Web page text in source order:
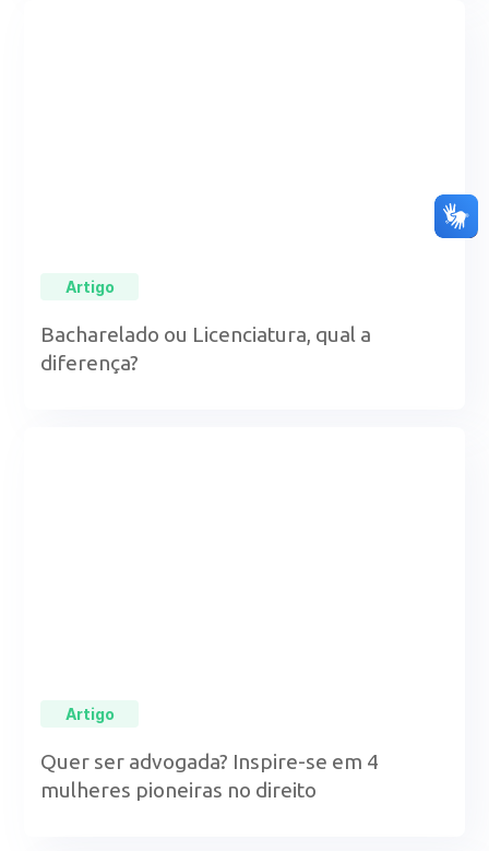
Artigo
Bacharelado ou Licenciatura, qual a
diferença?
Artigo
Quer ser advogada? Inspire-se em 4
mulheres pioneiras no direito